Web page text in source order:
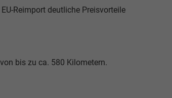
Reimport deutliche Preisvorteile
bis zu ca. 580 Kilometern.